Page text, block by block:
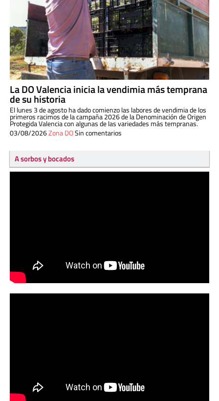
La DO Valencia inicia la vendimia más temprana
de su historia
El lunes 3 de agosto ha dado comienzo las labores de vendimia de los
primeros racimos de la campaña 2026 de la Denominación de Origen
Protegida Valencia con algunas de las variedades más tempranas.
03/08/2026Zona DOSin comentarios
A sorbos y bocados